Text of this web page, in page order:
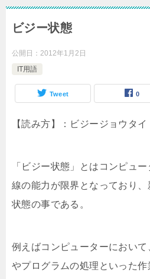
ビジー状態
公開日： 2012年1月2日
IT用語
Tweet 0
【読み方】：ビジージョウタイ
「ビジー状態」とはコンピュ
線の能力が限界となっており
状態の事である。
例えばコンピューターにおい
やプログラムの処理といった作